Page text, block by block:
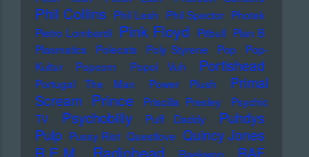
Phil Collins Phil Lesh Phil Spector Photek
Pietro Lombardi
Pink Floyd Pitbull Plan B
Plasmatics
Polecats Poly Styrene Pop
Pop-
Kultur
Popcorn Popol Vuh Portishead
Portugal The Man Power Plush
Primal
Scream
Prince Priscilla Presley
Psychic
TV
Psychobilly Puff Daddy
Puhdys
Pulp Pussy Riot Questlove Quincy Jones
R.E.M. Radiohead Raekwon